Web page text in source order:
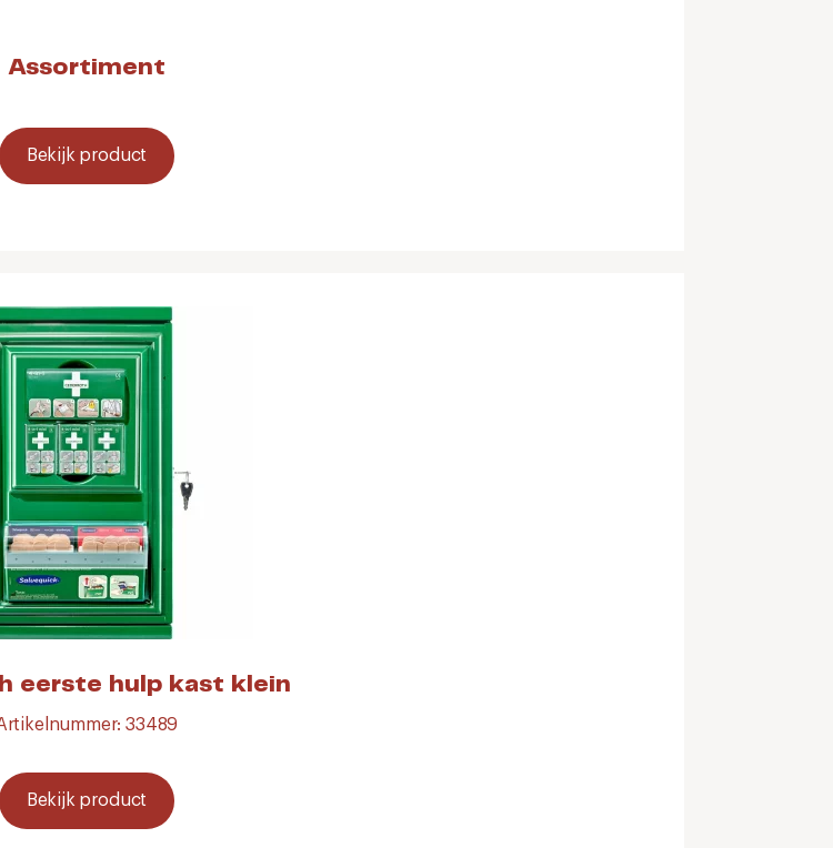
Assortiment
Bekijk product
eerste hulp kast klein
33489
Bekijk product